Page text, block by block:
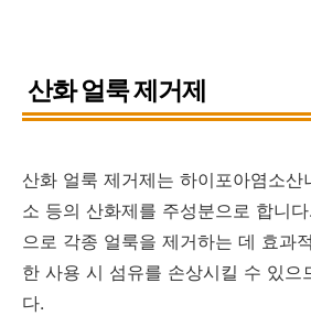
산화 얼룩 제거제
산화 얼룩 제거제는 하이포아염소산
소 등의 산화제를 주성분으로 합니
으로 각종 얼룩을 제거하는 데 효과
한 사용 시 섬유를 손상시킬 수 있으
다.